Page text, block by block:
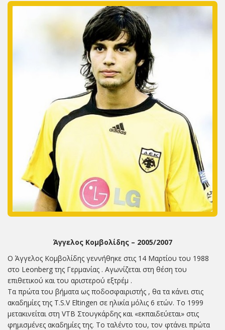
Άγγελος Κομβολίδης – 2005/2007
Ο Άγγελος Κομβολίδης γεννήθηκε στις 14 Μαρτίου του 1988
στο Leonberg της Γερμανίας . Αγωνίζεται στη θέση του
επιθετικού και του αριστερού εξτρέμ .
Τα πρώτα του βήματα ως ποδοσφαιριστής , θα τα κάνει στις
ακαδημίες της T.S.V Eltingen σε ηλικία μόλις 6 ετών. Το 1999
μετακινείται στη VTB Στουγκάρδης και «εκπαιδεύεται» στις
φημισμένες ακαδημίες της. Το ταλέντο του, τον φτάνει πρώτα